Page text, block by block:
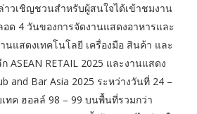
าวเชิญชวนสำหรับผู้สนใจได้เข้าชมงาน
ด 4 วันของการจัดงานแสดงอาหารและ
านแสดงเทคโนโลยี เครื่องมือ สินค้า และ
ASEAN RETAIL 2025 และงานแสดง
and Bar Asia 2025 ระหว่างวันที่ 24 –
ทค ฮอลล์ 98 – 99 บนพื้นที่รวมกว่า